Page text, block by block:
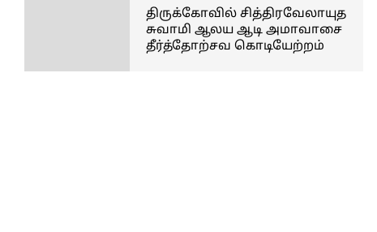
திருக்கோவில் சித்திரவேலாயுத
சுவாமி ஆலய ஆடி அமாவாசை
தீர்த்தோற்சவ கொடியேற்றம்